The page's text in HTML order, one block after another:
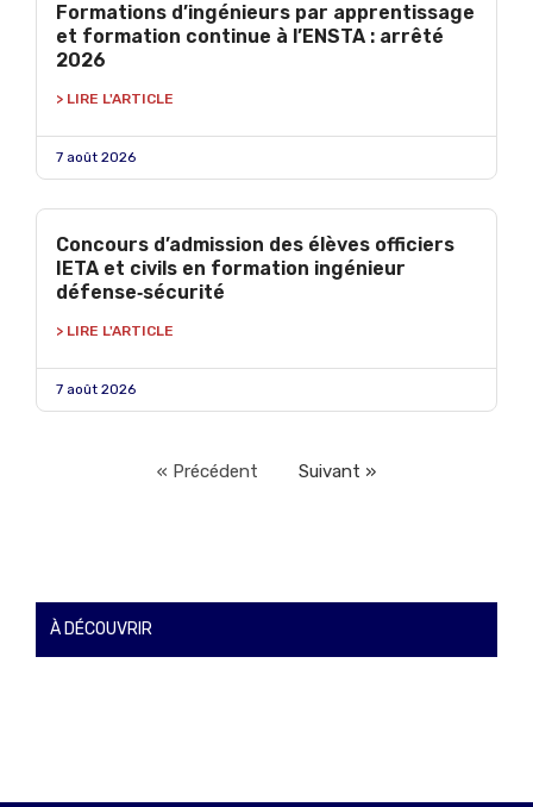
Formations d’ingénieurs par apprentissage
et formation continue à l’ENSTA : arrêté
2026
> LIRE L'ARTICLE
7 août 2026
Concours d’admission des élèves officiers
IETA et civils en formation ingénieur
défense‑sécurité
> LIRE L'ARTICLE
7 août 2026
« Précédent Suivant »
À DÉCOUVRIR